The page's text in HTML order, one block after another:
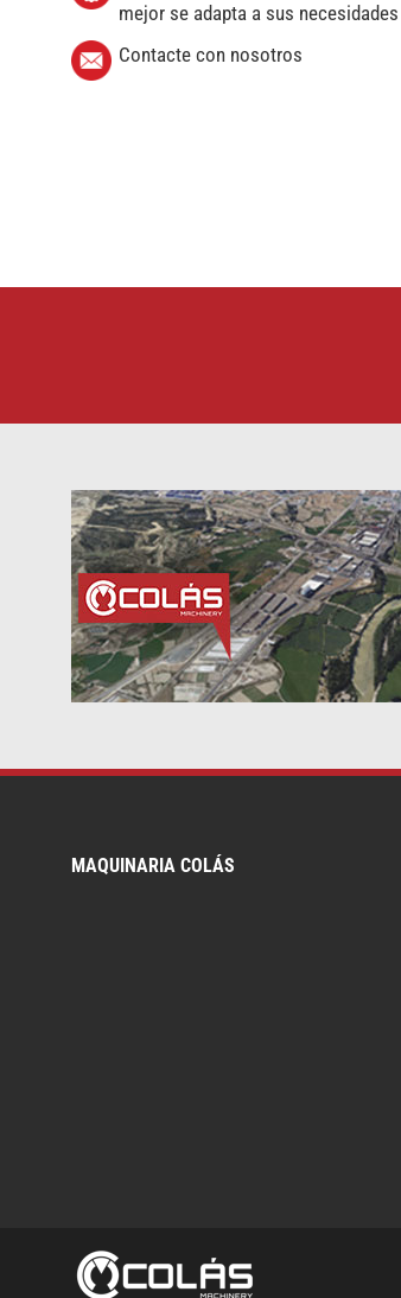
mejor se adapta a sus necesidades
Contacte con nosotros
MAQUINARIA COLÁS